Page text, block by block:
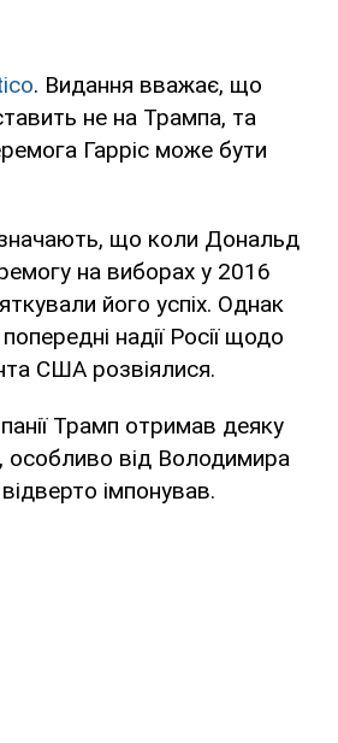
. Видання вважає, що
не на Трампа, та
Гарріс може бути
що коли Дональд
на виборах у 2016
його успіх. Однак
надії Росії щодо
США розвіялися.
Трамп отримав деяку
особливо від Володимира
імпонував.